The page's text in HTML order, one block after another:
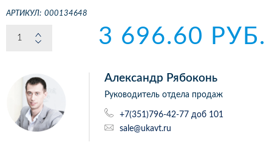
АРТИКУЛ: 000134648
3 696.60 РУБ.
Александр Рябоконь
Руководитель отдела продаж
+7(351)796-42-77 доб 101
sale@ukavt.ru